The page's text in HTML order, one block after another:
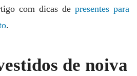
com dicas de presentes para
.
de noiva